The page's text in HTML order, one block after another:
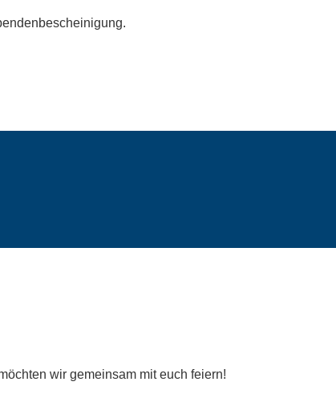
wir gemeinsam mit euch feiern!